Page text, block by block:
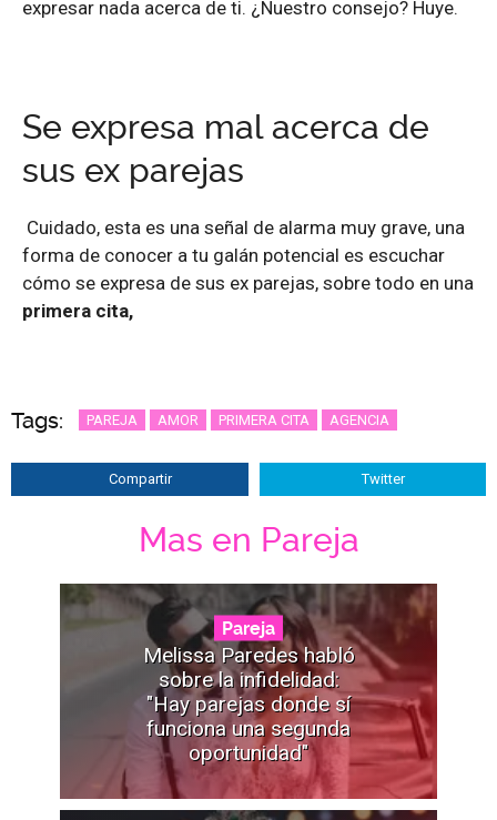
expresar nada acerca de ti. ¿Nuestro consejo? Huye.
Se expresa mal acerca de
sus ex parejas
Cuidado, esta es una señal de alarma muy grave, una
forma de conocer a tu galán potencial es escuchar
cómo se expresa de sus ex parejas, sobre todo en una
primera cita,
Tags: PAREJA AMOR PRIMERA CITA AGENCIA
Compartir Twitter
Mas en Pareja
Pareja
Melissa Paredes habló
sobre la infidelidad:
"Hay parejas donde sí
funciona una segunda
oportunidad"